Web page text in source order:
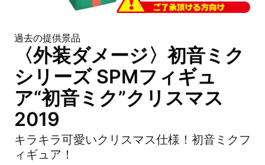
過去の提供景品
〈外装ダメージ〉初音ミク
シリーズ SPMフィギュ
ア“初音ミク”クリスマス
2019
キラキラ可愛いクリスマス仕様！初音ミクフ
ィギュア！